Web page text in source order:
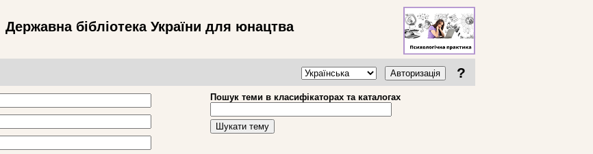
Державна бібліотека України для юнацтва
Авторизація ?
Пошук теми в класифікаторах та каталогах
Шукати тему